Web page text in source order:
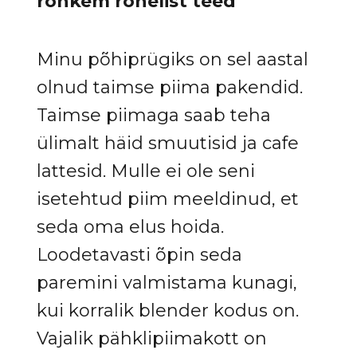
Minu põhiprügiks on sel aastal
olnud taimse piima pakendid.
Taimse piimaga saab teha
ülimalt häid smuutisid ja cafe
lattesid. Mulle ei ole seni
isetehtud piim meeldinud, et
seda oma elus hoida.
Loodetavasti õpin seda
paremini valmistama kunagi,
kui korralik blender kodus on.
Vajalik pähklipiimakott on